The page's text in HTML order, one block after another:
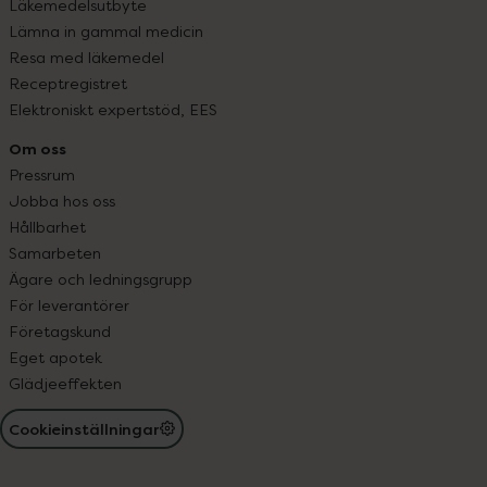
Läkemedelsutbyte
Lämna in gammal medicin
Resa med läkemedel
Receptregistret
Elektroniskt expertstöd, EES
Om oss
Pressrum
Jobba hos oss
Hållbarhet
Samarbeten
Ägare och ledningsgrupp
För leverantörer
Företagskund
Eget apotek
Glädjeeffekten
Cookieinställningar